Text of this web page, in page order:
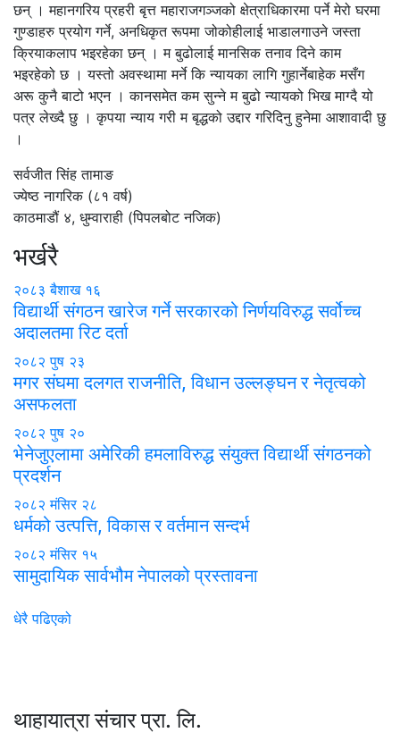
छन् । महानगरिय प्रहरी बृत्त महाराजगञ्जको क्षेत्राधिकारमा पर्ने मेरो घरमा
गुण्डाहरु प्रयोग गर्ने, अनधिकृत रूपमा जोकोहीलाई भाडालगाउने जस्ता
क्रियाकलाप भइरहेका छन् । म बुढोलाई मानसिक तनाव दिने काम
भइरहेको छ । यस्तो अवस्थामा मर्ने कि न्यायका लागि गुहार्नेबाहेक मसँग
अरू कुनै बाटो भएन । कानसमेत कम सुन्ने म बुढो न्यायको भिख माग्दै यो
पत्र लेख्दै छु । कृपया न्याय गरी म बृद्धको उद्दार गरिदिनु हुनेमा आशावादी छु
।
सर्वजीत सिंह तामाङ
ज्येष्ठ नागरिक (८१ वर्ष)
काठमाडौं ४, धुम्वाराही (पिपलबोट नजिक)
भर्खरै
२०८३ बैशाख १६
विद्यार्थी संगठन खारेज गर्ने सरकारको निर्णयविरुद्ध सर्वोच्च
अदालतमा रिट दर्ता
२०८२ पुष २३
मगर संघमा दलगत राजनीति, विधान उल्लङ्घन र नेतृत्वको
असफलता
२०८२ पुष २०
भेनेजुएलामा अमेरिकी हमलाविरुद्ध संयुक्त विद्यार्थी संगठनको
प्रदर्शन
२०८२ मंसिर २८
धर्मको उत्पत्ति, विकास र वर्तमान सन्दर्भ
२०८२ मंसिर १५
सामुदायिक सार्वभौम नेपालको प्रस्तावना
धेरै पढिएको
थाहायात्रा संचार प्रा. लि.